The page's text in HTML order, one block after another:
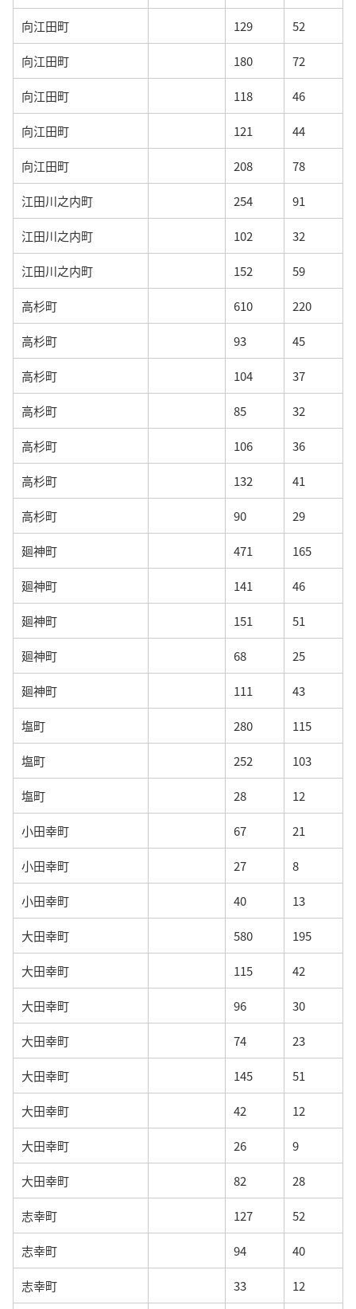
向江田町 129 52
向江田町 180 72
向江田町 118 46
向江田町 121 44
向江田町 208 78
江田川之内町 254 91
江田川之内町 102 32
江田川之内町 152 59
高杉町 610 220
高杉町 93 45
高杉町 104 37
高杉町 85 32
高杉町 106 36
高杉町 132 41
高杉町 90 29
廻神町 471 165
廻神町 141 46
廻神町 151 51
廻神町 68 25
廻神町 111 43
塩町 280 115
塩町 252 103
塩町 28 12
小田幸町 67 21
小田幸町 27 8
小田幸町 40 13
大田幸町 580 195
大田幸町 115 42
大田幸町 96 30
大田幸町 74 23
大田幸町 145 51
大田幸町 42 12
大田幸町 26 9
大田幸町 82 28
志幸町 127 52
志幸町 94 40
志幸町 33 12